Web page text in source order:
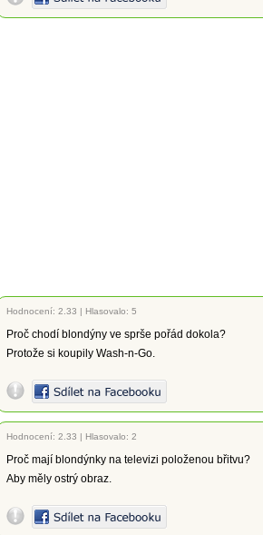
Hodnocení: 2.33 | Hlasovalo: 5
Proč chodí blondýny ve sprše pořád dokola?
Protože si koupily Wash-n-Go.
Hodnocení: 2.33 | Hlasovalo: 2
Proč mají blondýnky na televizi položenou břitvu?
Aby měly ostrý obraz.